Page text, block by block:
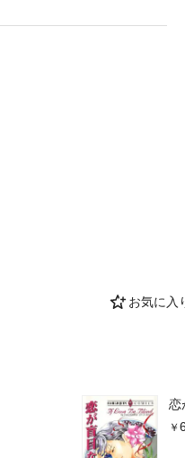
お気に入
恋